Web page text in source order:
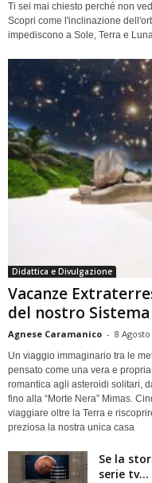
Ti sei mai chiesto perché non
Scopri come l'inclinazione
impediscono a Sole, Terra e
Didattica e Divulgazione
Vacanze
del nostro
Agnese Caramanico - 8 Agosto
Un viaggio immaginario tra le
pensato come una vera e
romantica agli asteroidi solitari,
fino alla “Morte Nera” Mimas.
viaggiare oltre la Terra e
preziosa la nostra unica casa
Se la
serie tv…